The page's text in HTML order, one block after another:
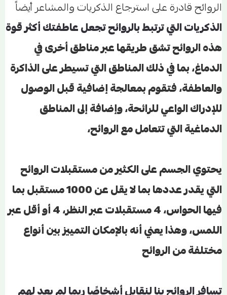
الروائح قادرة على استرجاع الذكريات والمشاعر أيضاً
الذكريات التي ترتبط بالروائح تجعل عاطفتك أكثر قوة
هذه الروائح تشق طريقها عبر مناطق أخرى في
الدماغ، بما في ذلك المناطق التي تسيطر على الذاكرة
والعاطفة، فتقوم بمعالجة إضافية قبل الوصول
للإدراك الواعي للرائحة، وإضافة إلى المناطق
الدماغية التي تتعامل مع الروائح،
يحتوي الجسم على الكثير من مستقبلات الروائح
التي يقدر عددها بما لا يقل عن 1000 مستقبل بما
فيها الحواس، 4 مستقبلات عبر النظر، 4 أو أقل عبر
اللمس، وهذا يعني أنه بالإمكان التمييز بين أنواع
مختلفة من الروائح
تسافر الروائح بنا لنقابل أشخاصًا ربما لم يعد لهم